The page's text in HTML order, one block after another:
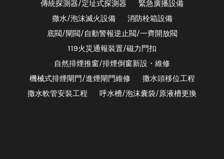
傳統探測器/定址式探測器
緊急廣播設備
撒水/泡沫滅火設備
消防栓箱設備
底閥/閘閥/自動警報逆止閥/一齊開放閥
119火災通報裝置/磁力門扣
自然排煙推窗/排煙倒窗新設・維修
機械式排煙閘門/進煙閘門維修
撒水頭移位工程
撒水軟管安裝工程
呼水槽/泡沫囊袋/原液槽更換